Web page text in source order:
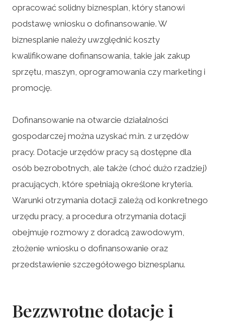
opracować solidny biznesplan, który stanowi
podstawę wniosku o dofinansowanie. W
biznesplanie należy uwzględnić koszty
kwalifikowane dofinansowania, takie jak zakup
sprzętu, maszyn, oprogramowania czy marketing i
promocję.
Dofinansowanie na otwarcie działalności
gospodarczej można uzyskać m.in. z urzędów
pracy. Dotacje urzędów pracy są dostępne dla
osób bezrobotnych, ale także (choć dużo rzadziej)
pracujących, które spełniają określone kryteria.
Warunki otrzymania dotacji zależą od konkretnego
urzędu pracy, a procedura otrzymania dotacji
obejmuje rozmowy z doradcą zawodowym,
złożenie wniosku o dofinansowanie oraz
przedstawienie szczegółowego biznesplanu.
Bezzwrotne dotacje i